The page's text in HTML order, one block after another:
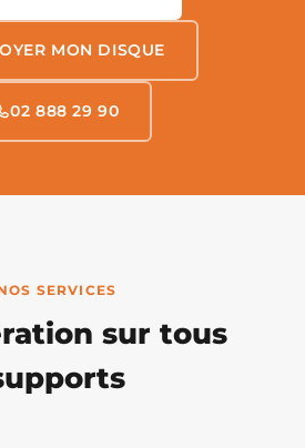
MON DISQUE
02 888 29 90
SERVICES
sur tous